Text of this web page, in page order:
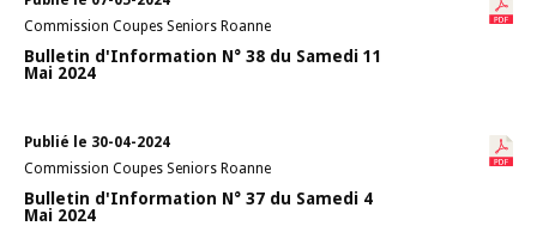
Commission Coupes Seniors Roanne
Bulletin d'Information N° 38 du Samedi 11
Mai 2024
Publié le 30-04-2024
Commission Coupes Seniors Roanne
Bulletin d'Information N° 37 du Samedi 4
Mai 2024